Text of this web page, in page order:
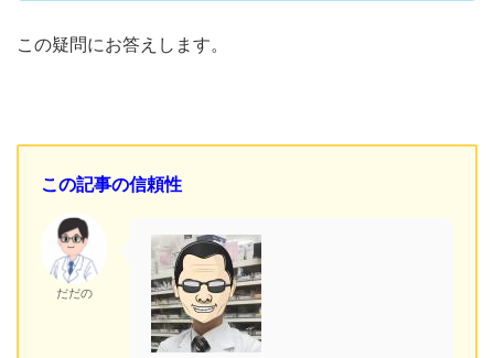
この疑問にお答えします。
この記事の信頼性
だだの